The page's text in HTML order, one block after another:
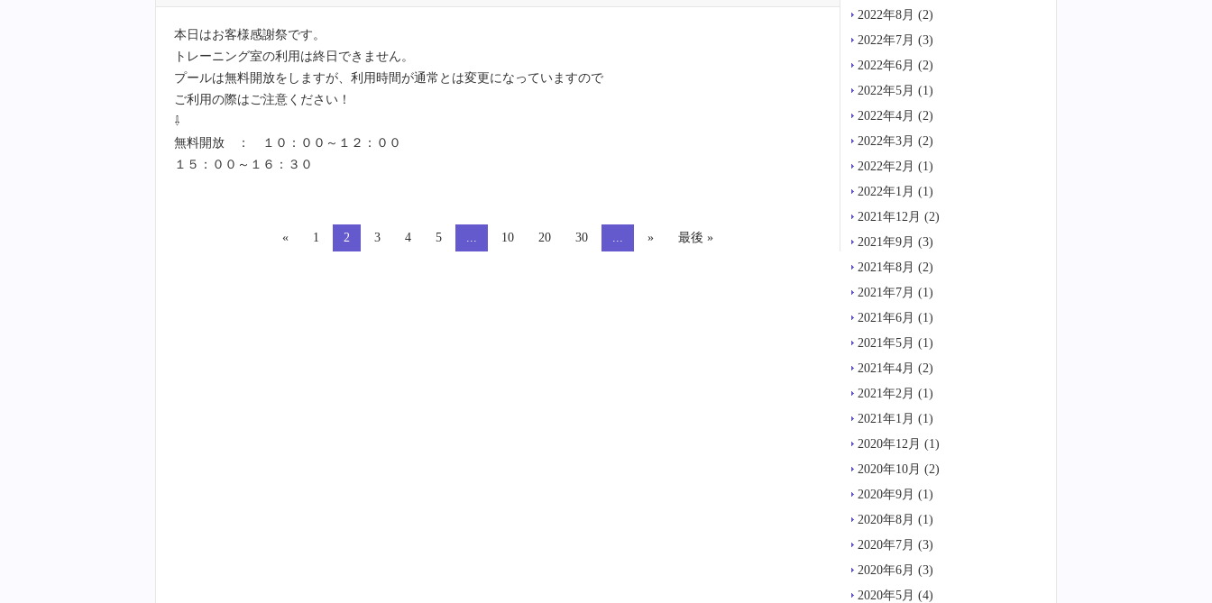
本日はお客様感謝祭です。
トレーニング室の利用は終日できません。
プールは無料開放をしますが、利用時間が通常とは変更になっていますので
ご利用の際はご注意ください！
⇩
無料開放 ： １０：００～１２：００
１５：００～１６：３０
« 1 2 3 4 5 ... 10 20 30 ... » 最後 »
2022年8月 (2)
2022年7月 (3)
2022年6月 (2)
2022年5月 (1)
2022年4月 (2)
2022年3月 (2)
2022年2月 (1)
2022年1月 (1)
2021年12月 (2)
2021年9月 (3)
2021年8月 (2)
2021年7月 (1)
2021年6月 (1)
2021年5月 (1)
2021年4月 (2)
2021年2月 (1)
2021年1月 (1)
2020年12月 (1)
2020年10月 (2)
2020年9月 (1)
2020年8月 (1)
2020年7月 (3)
2020年6月 (3)
2020年5月 (4)